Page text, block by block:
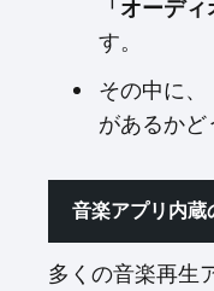
「オーディ
す。
その中に、
があるかど
音楽アプリ内
多くの音楽再生